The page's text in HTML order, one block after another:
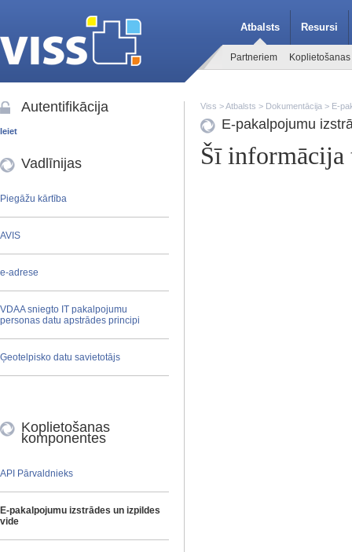
Atbalsts Resursi
Partneriem
Autentifikācija
Ieiet
Vadlīnijas
Piegāžu kārtība
AVIS
e-adrese
VDAA sniegto IT pakalpojumu
personas datu apstrādes principi
Ģeotelpisko datu savietotājs
Koplietošanas
komponentes
API Pārvaldnieks
E-pakalpojumu izstrādes un izpildes
vide
Viss >Atbalsts > Dokumentācija > E-
E-pakalpojumu
Šī informācija